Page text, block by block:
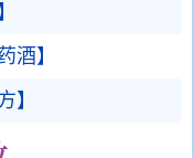
酒】
】